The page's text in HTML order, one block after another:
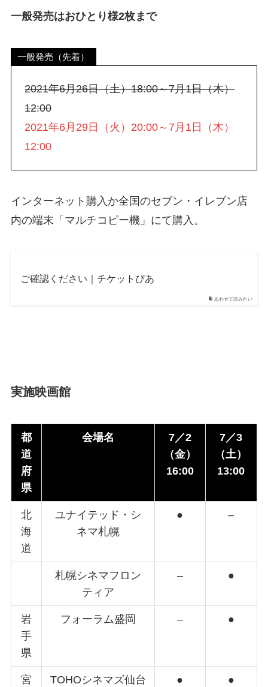
一般発売はおひとり様2枚まで
一般発売（先着）
2021年6月26日（土）18:00～7月1日（木）
12:00
2021年6月29日（火）20:00～7月1日（木）
12:00
インターネット購入か全国のセブン・イレブン店
内の端末「マルチコピー機」にて購入。
あわせて読みたい
ご確認ください｜チケットぴあ
実施映画館
都
道
府
県
会場名
7／2
（金）
16:00
7／3
（土）
13:00
北
海
道
ユナイテッド・シ
ネマ札幌
● –
札幌シネマフロン
ティア
– ●
岩
手
県
フォーラム盛岡 – ●
宮
TOHOシネマズ仙台 ● ●